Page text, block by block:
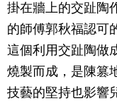
掛在牆上的交趾陶
的師傅郭秋福認可
這個利用交趾陶做
燒製而成，是陳篡
技藝的堅持也影響